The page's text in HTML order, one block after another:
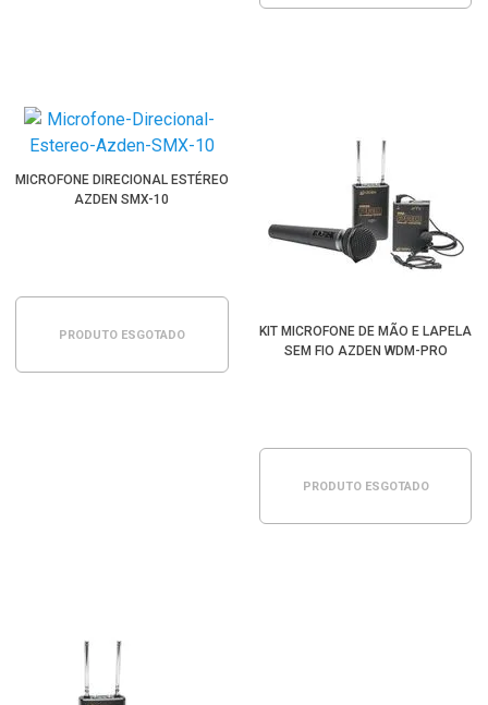
MICROFONE DIRECIONAL ESTÉREO
AZDEN SMX-10
PRODUTO ESGOTADO
KIT MICROFONE DE MÃO E LAPELA
SEM FIO AZDEN WDM-PRO
PRODUTO ESGOTADO